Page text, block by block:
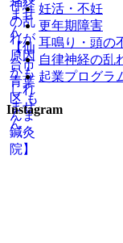
妊活・不妊
更年期障害
耳鳴り・頭の
自律神経の乱
起業プログラ
Instagram